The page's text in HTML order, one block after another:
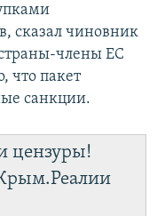
сказал чиновник
члены ЕС
что пакет
санкции.
цензуры!